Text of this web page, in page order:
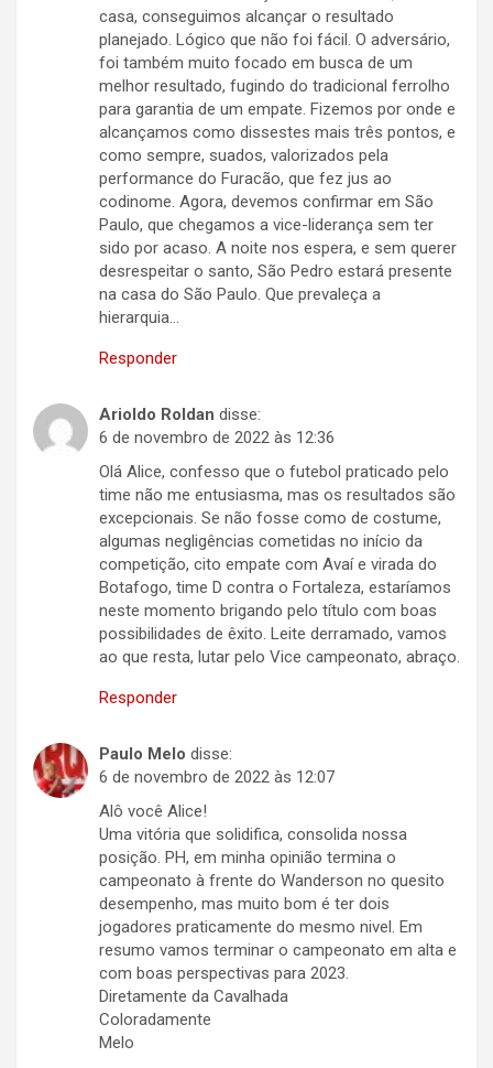
casa, conseguimos alcançar o resultado
planejado. Lógico que não foi fácil. O adversário,
foi também muito focado em busca de um
melhor resultado, fugindo do tradicional ferrolho
para garantia de um empate. Fizemos por onde e
alcançamos como dissestes mais três pontos, e
como sempre, suados, valorizados pela
performance do Furacão, que fez jus ao
codinome. Agora, devemos confirmar em São
Paulo, que chegamos a vice-liderança sem ter
sido por acaso. A noite nos espera, e sem querer
desrespeitar o santo, São Pedro estará presente
na casa do São Paulo. Que prevaleça a
hierarquia…
Responder
Arioldo Roldan disse:
6 de novembro de 2022 às 12:36
Olá Alice, confesso que o futebol praticado pelo
time não me entusiasma, mas os resultados são
excepcionais. Se não fosse como de costume,
algumas negligências cometidas no início da
competição, cito empate com Avaí e virada do
Botafogo, time D contra o Fortaleza, estaríamos
neste momento brigando pelo título com boas
possibilidades de êxito. Leite derramado, vamos
ao que resta, lutar pelo Vice campeonato, abraço.
Responder
Paulo Melo disse:
6 de novembro de 2022 às 12:07
Alô você Alice!
Uma vitória que solidifica, consolida nossa
posição. PH, em minha opinião termina o
campeonato à frente do Wanderson no quesito
desempenho, mas muito bom é ter dois
jogadores praticamente do mesmo nivel. Em
resumo vamos terminar o campeonato em alta e
com boas perspectivas para 2023.
Diretamente da Cavalhada
Coloradamente
Melo